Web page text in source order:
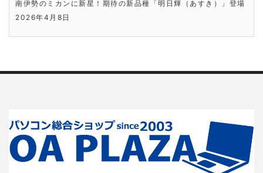
南伊勢のミカンに新星！期待の新品種「明日輝（あすき）」登場
2026年4月8日